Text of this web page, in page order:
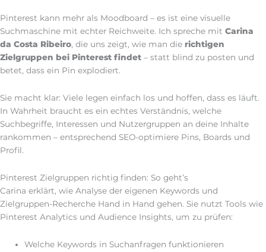
Pinterest kann mehr als Moodboard – es ist eine visuelle
Suchmaschine mit echter Reichweite. Ich spreche mit Carina
da Costa Ribeiro, die uns zeigt, wie man die richtigen
Zielgruppen bei Pinterest findet – statt blind zu posten und
betet, dass ein Pin explodiert.
Sie macht klar: Viele legen einfach los und hoffen, dass es läuft.
In Wahrheit braucht es ein echtes Verständnis, welche
Suchbegriffe, Interessen und Nutzergruppen an deine Inhalte
rankommen – entsprechend SEO-optimiere Pins, Boards und
Profil.
Pinterest Zielgruppen richtig finden: So geht’s
Carina erklärt, wie Analyse der eigenen Keywords und
Zielgruppen-Recherche Hand in Hand gehen. Sie nutzt Tools wie
Pinterest Analytics und Audience Insights, um zu prüfen:
Welche Keywords in Suchanfragen funktionieren